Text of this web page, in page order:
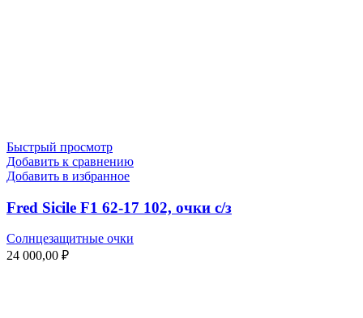
Быстрый просмотр
Добавить к сравнению
Добавить в избранное
Fred Sicile F1 62-17 102, очки с/з
Солнцезащитные очки
24 000,00 ₽